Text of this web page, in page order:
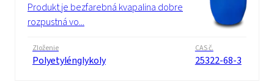
Produkt je bezfarebná kvapalina dobre
rozpustná vo...
Zloženie
Polyetylénglykoly
CAS č.
25322-68-3